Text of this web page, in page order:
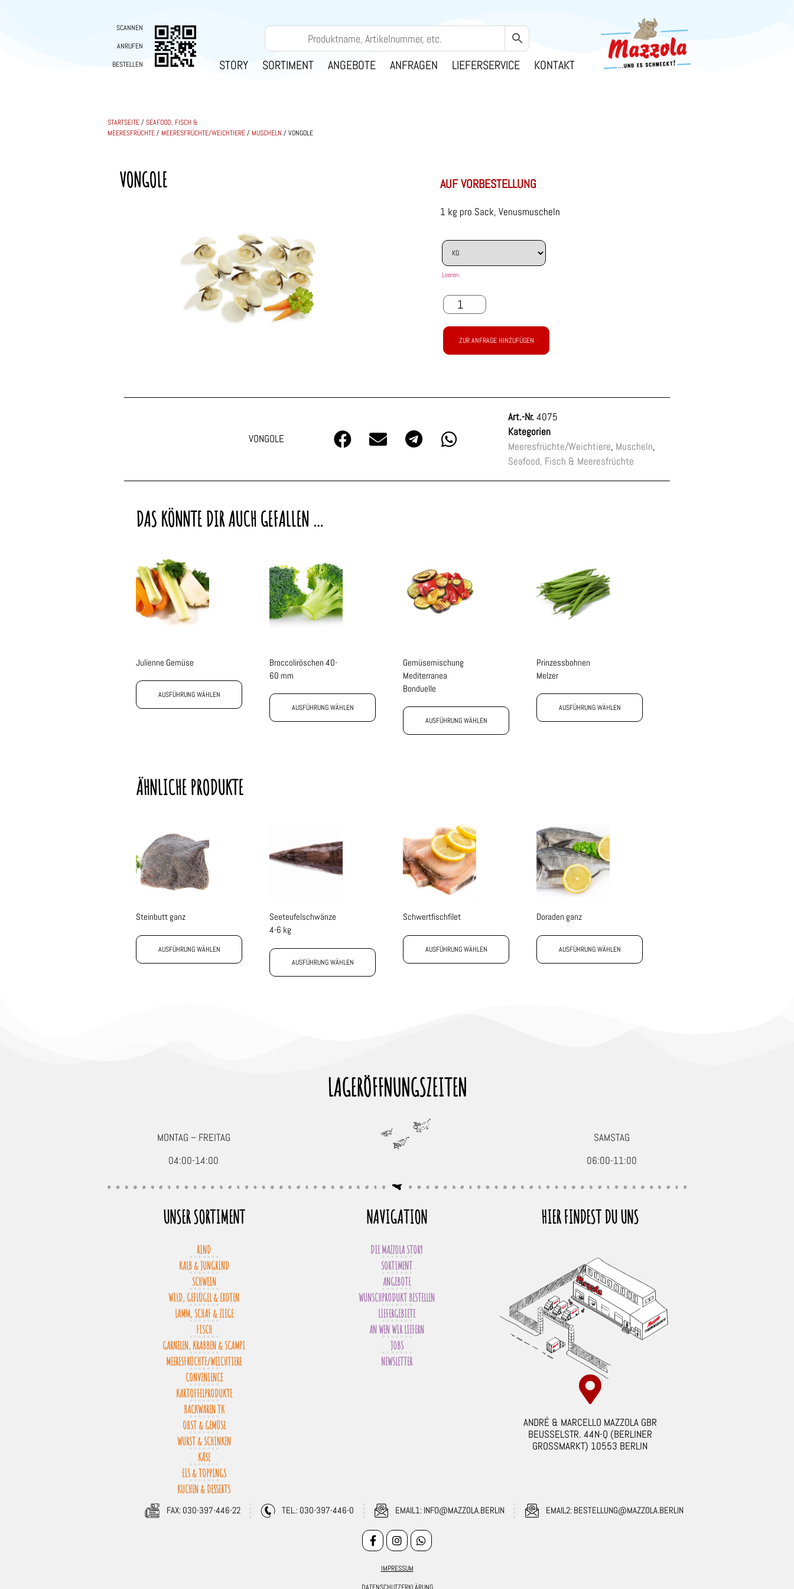
SCANNEN
ANRUFEN
BESTELLEN
STORY SORTIMENT ANGEBOTE ANFRAGEN LIEFERSERVICE KONTAKT
STARTSEITE/SEAFOOD, FISCH &
MEERESFRÜCHTE/ MEERESFRÜCHTE/WEICHTIERE/ MUSCHELN / VONGOLE
VONGOLE AUF VORBESTELLUNG
1 kg pro Sack, Venusmuscheln
Leeren
ZUR ANFRAGE HINZUFÜGEN
VONGOLE
Art.-Nr.4075
Kategorien
Meeresfrüchte/Weichtiere, Muscheln,
Seafood, Fisch & Meeresfrüchte
DAS KÖNNTE DIR AUCH GEFALLEN …
Julienne Gemüse
AUSFÜHRUNG WÄHLEN
Broccoliröschen 40-
60 mm
AUSFÜHRUNG WÄHLEN
Gemüsemischung
Mediterranea
Bonduelle
AUSFÜHRUNG WÄHLEN
Prinzessbohnen
Melzer
AUSFÜHRUNG WÄHLEN
ÄHNLICHE PRODUKTE
Steinbutt ganz
AUSFÜHRUNG WÄHLEN
Seeteufelschwänze
4-6 kg
AUSFÜHRUNG WÄHLEN
Schwertfischfilet
AUSFÜHRUNG WÄHLEN
Doraden ganz
AUSFÜHRUNG WÄHLEN
LAGERÖFFNUNGSZEITEN
MONTAG – FREITAG
04:00-14:00
SAMSTAG
06:00-11:00
UNSER SORTIMENT
RIND
KALB & JUNGRIND
SCHWEIN
WILD, GEFLÜGEL & EXOTEN
LAMM, SCHAF & ZIEGE
FISCH
GARNELEN, KRABBEN & SCAMPI
MEERESFRÜCHTE/WEICHTIERE
CONVENIENCE
KARTOFFELPRODUKTE
BACKWAREN TK
OBST & GEMÜSE
WURST & SCHINKEN
KÄSE
EIS & TOPPINGS
KUCHEN & DESSERTS
NAVIGATION
DIE MAZZOLA STORY
SORTIMENT
ANGEBOTE
WUNSCHPRODUKT BESTELLEN
LIEFERGEBIETE
AN WEN WIR LIEFERN
JOBS
NEWSLETTER
HIER FINDEST DU UNS
ANDRÉ & MARCELLO MAZZOLA GBR
BEUSSELSTR. 44N-Q (BERLINER
GROSSMARKT) 10553 BERLIN
FAX: 030-397-446-22 TEL.: 030-397-446-0 EMAIL1: INFO@MAZZOLA.BERLIN EMAIL2: BESTELLUNG@MAZZOLA.BERLIN
IMPRESSUM